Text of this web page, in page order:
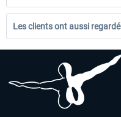
Les clients ont aussi regardé